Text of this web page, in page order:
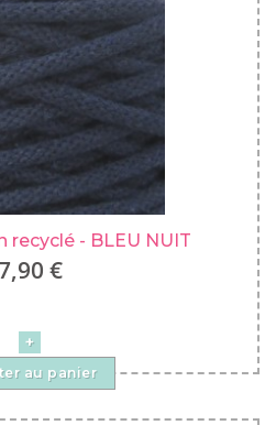
recyclé - BLEU NUIT
€
au panier